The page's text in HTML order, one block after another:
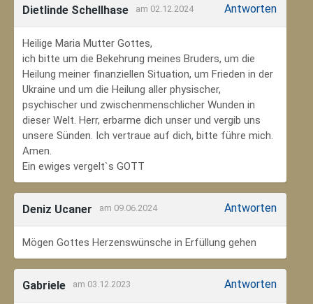
Dietlinde Schellhase am 02.12.2024 Antworten
Heilige Maria Mutter Gottes,
ich bitte um die Bekehrung meines Bruders, um die
Heilung meiner finanziellen Situation, um Frieden in der
Ukraine und um die Heilung aller physischer,
psychischer und zwischenmenschlicher Wunden in
dieser Welt. Herr, erbarme dich unser und vergib uns
unsere Sünden. Ich vertraue auf dich, bitte führe mich.
Amen.
Ein ewiges vergelt`s GOTT
Deniz Ucaner am 09.06.2024 Antworten
Mögen Gottes Herzenswünsche in Erfüllung gehen
Gabriele am 03.12.2023 Antworten